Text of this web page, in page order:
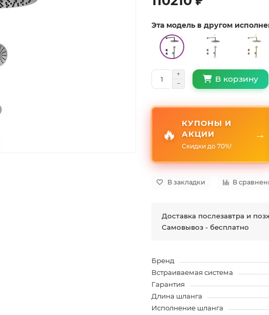
Эта модель в другом
В корзину
🔥
КУПОНЫ И
АКЦИИ
Скидки до 70%!
→
В закладки В
Доставка послезавтра и
Самовывоз - бесплатно
Бренд
Встраиваемая система
Гарантия
Длина шланга
Исполнение шланга